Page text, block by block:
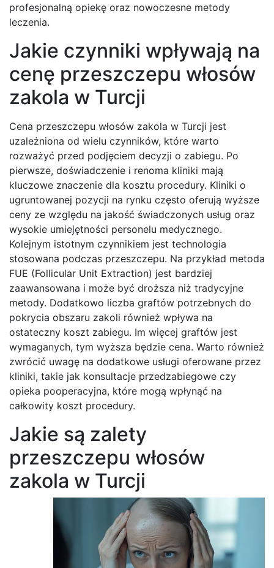
profesjonalną opiekę oraz nowoczesne metody
leczenia.
Jakie czynniki wpływają na
cenę przeszczepu włosów
zakola w Turcji
Cena przeszczepu włosów zakola w Turcji jest
uzależniona od wielu czynników, które warto
rozważyć przed podjęciem decyzji o zabiegu. Po
pierwsze, doświadczenie i renoma kliniki mają
kluczowe znaczenie dla kosztu procedury. Kliniki o
ugruntowanej pozycji na rynku często oferują wyższe
ceny ze względu na jakość świadczonych usług oraz
wysokie umiejętności personelu medycznego.
Kolejnym istotnym czynnikiem jest technologia
stosowana podczas przeszczepu. Na przykład metoda
FUE (Follicular Unit Extraction) jest bardziej
zaawansowana i może być droższa niż tradycyjne
metody. Dodatkowo liczba graftów potrzebnych do
pokrycia obszaru zakoli również wpływa na
ostateczny koszt zabiegu. Im więcej graftów jest
wymaganych, tym wyższa będzie cena. Warto również
zwrócić uwagę na dodatkowe usługi oferowane przez
kliniki, takie jak konsultacje przedzabiegowe czy
opieka pooperacyjna, które mogą wpłynąć na
całkowity koszt procedury.
Jakie są zalety
przeszczepu włosów
zakola w Turcji